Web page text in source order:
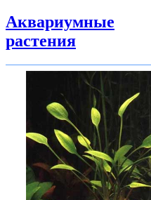
Аквариумные
растения